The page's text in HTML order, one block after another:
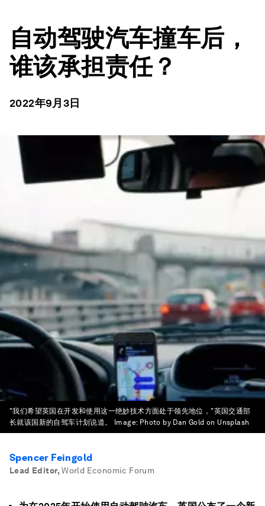
自动驾驶汽车撞车后，
谁该承担责任？
2022年9月3日
"我们希望英国在开发和使用这一绝妙技术方面处于领先地位，"英国交通部
长就该国新的自驾车计划说道。
Image: Photo by Dan Gold on Unsplash
Spencer Feingold
Lead Editor, World Economic Forum